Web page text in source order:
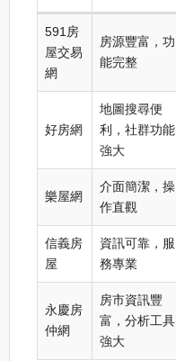
591房
屋交易
網
房源豐富，功
能完整
好房網
地圖搜尋便
利，社群功能
強大
樂屋網
介面簡潔，操
作直觀
信義房
屋
資訊可靠，服
務專業
永慶房
仲網
房市資訊豐
富，分析工具
強大